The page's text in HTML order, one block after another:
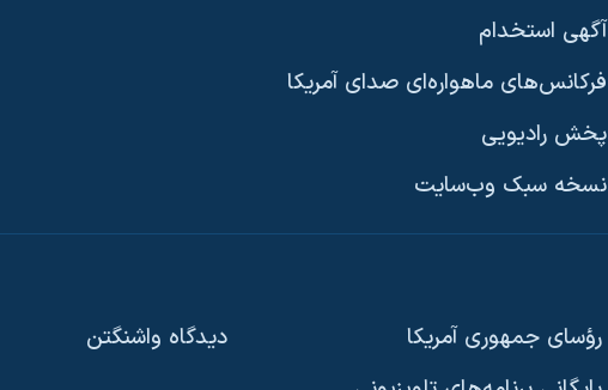
آگهی استخدام
فرکانس‌های ماهواره‌ای صدای آمریکا
پخش رادیویی
نسخه سبک وب‌سایت
رؤسای جمهوری آمریکا
دیدگاه‌ واشنگتن